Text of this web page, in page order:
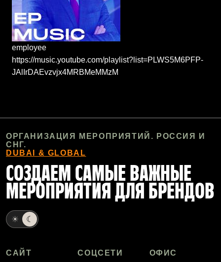
employee
https://music.youtube.com/playlist?list=PLWS5M6PFP-
JAlIrDAEvzvjx4MRBMeMMzM
ОРГАНИЗАЦИЯ МЕРОПРИЯТИЙ. РОССИЯ И
СНГ.
DUBAI & GLOBAL
СОЗДАЕМ САМЫЕ ВАЖНЫЕ
МЕРОПРИЯТИЯ ДЛЯ БРЕНДОВ
☀ ☾
САЙТ СОЦСЕТИ ОФИС